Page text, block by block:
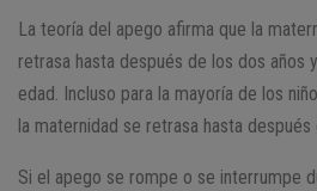
La teoría del apego afirma que la
retrasa hasta después de los dos años
edad. Incluso para la mayoría de los
la maternidad se retrasa hasta después
Si el apego se rompe o se interrumpe